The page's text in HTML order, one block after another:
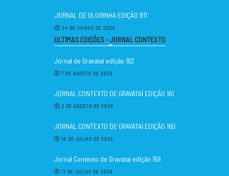
JORNAL DE GLORINHA EDIÇÃO 811
24 DE JUNHO DE 2026
ULTIMAS EDIÇÕES - JORNAL CONTEXTO
Jornal de Gravataí edição 162
7 DE AGOSTO DE 2026
JORNAL CONTEXTO DE GRAVATAÍ EDIÇÃO 161
3 DE AGOSTO DE 2026
JORNAL CONTEXTO DE GRAVATAÍ EDIÇÃO 160
18 DE JULHO DE 2026
Jornal Contexto de Gravataí edição 159
17 DE JULHO DE 2026